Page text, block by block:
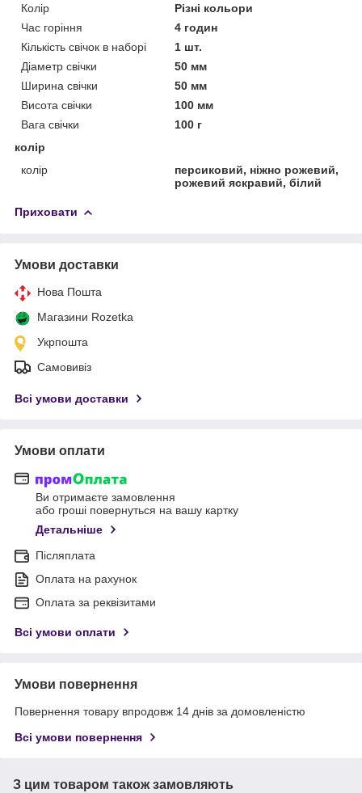
Колір
Різні кольори
Час горіння
4 годин
Кількість свічок в наборі
1 шт.
Діаметр свічки
50 мм
Ширина свічки
50 мм
Висота свічки
100 мм
Вага свічки
100 г
колір
колір
персиковий, ніжно рожевий,
рожевий яскравий, білий
Приховати
Умови доставки
Нова Пошта
Магазини Rozetka
Укрпошта
Самовивіз
Всі умови доставки
Умови оплати
Ви отримаєте замовлення
або гроші повернуться на вашу картку
Детальніше
Післяплата
Оплата на рахунок
Оплата за реквізитами
Всі умови оплати
Умови повернення
Повернення товару впродовж 14 днів за домовленістю
Всі умови повернення
З цим товаром також замовляють